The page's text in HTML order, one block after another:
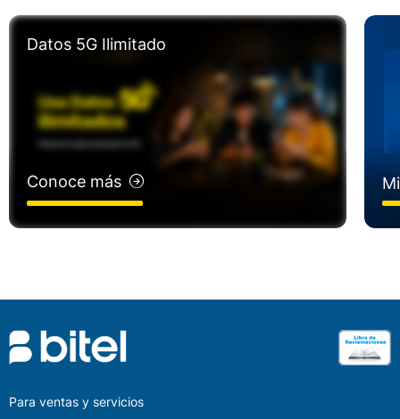
Datos 5G Ilimitado
Conoce más
Para ventas y servicios